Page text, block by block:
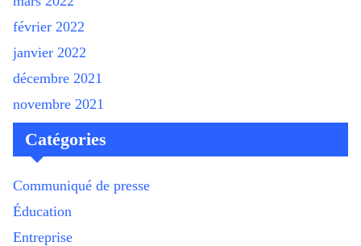
février 2022
janvier 2022
décembre 2021
novembre 2021
Catégories
Communiqué de presse
Éducation
Entreprise